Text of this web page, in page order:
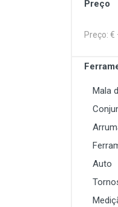
Preço
Preço: €
Mala
Auto